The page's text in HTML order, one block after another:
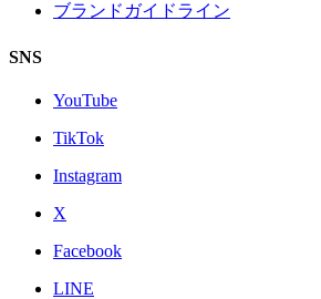
ブランドガイドライン
SNS
YouTube
TikTok
Instagram
X
Facebook
LINE